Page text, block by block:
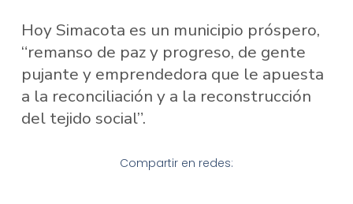
Hoy Simacota es un municipio próspero,
“remanso de paz y progreso, de gente
pujante y emprendedora que le apuesta
a la reconciliación y a la reconstrucción
del tejido social”.
Compartir en redes: